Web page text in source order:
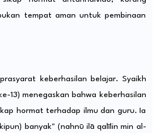
tempat aman untuk pembinaan
keberhasilan belajar. Syaikh
13) menegaskan bahwa keberhasilan
hormat terhadap ilmu dan guru. Ia
banyak" (nahnū ilā qalīlin min al-